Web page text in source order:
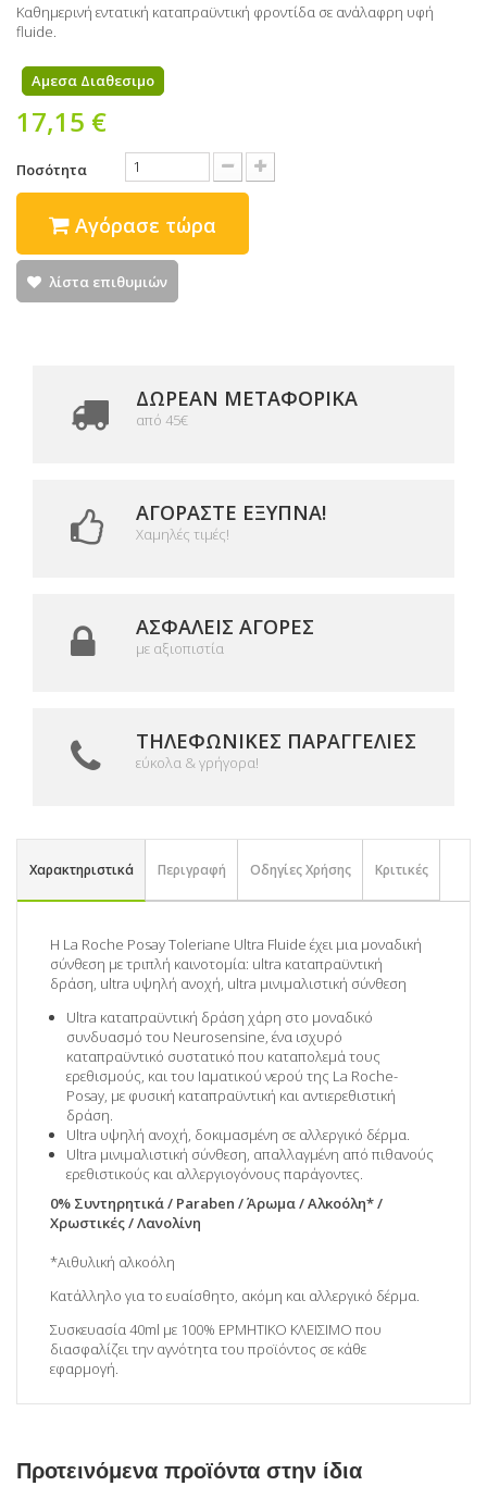
Kαθημερινή εντατική καταπραϋντική φροντίδα σε ανάλαφρη υφή
fluide.
Αμεσα Διαθεσιμο
17,15 €
Ποσότητα
Αγόρασε τώρα
λίστα επιθυμιών
ΔΩΡΕΑΝ ΜΕΤΑΦΟΡΙΚΆ
από 45€
ΑΓΟΡΆΣΤΕ ΈΞΥΠΝΑ!
Χαμηλές τιμές!
ΑΣΦΑΛΕΊΣ ΑΓΟΡΈΣ
με αξιοπιστία
ΤΗΛΕΦΩΝΙΚΈΣ ΠΑΡΑΓΓΕΛΊΕΣ
εύκολα & γρήγορα!
Χαρακτηριστικά Περιγραφή Οδηγίες Χρήσης Κριτικές
Η La Roche Posay Toleriane Ultra Fluide έχει μια μοναδική
σύνθεση με τριπλή καινοτομία: ultra καταπραϋντική
δράση, ultra υψηλή ανοχή, ultra μινιμαλιστική σύνθεση
Ultra καταπραϋντική δράση χάρη στο μοναδικό
συνδυασμό του Neurosensine, ένα ισχυρό
καταπραϋντικό συστατικό που καταπολεμά τους
ερεθισμούς, και του Ιαματικού νερού της La Roche-
Posay, με φυσική καταπραϋντική και αντιερεθιστική
δράση.
Ultra υψηλή ανοχή, δοκιμασμένη σε αλλεργικό δέρμα.
Ultra μινιμαλιστική σύνθεση, απαλλαγμένη από πιθανούς
ερεθιστικούς και αλλεργιογόνους παράγοντες.
0% Συντηρητικά / Paraben / Άρωμα / Αλκοόλη* /
Χρωστικές / Λανολίνη
*Αιθυλική αλκοόλη
Κατάλληλο για το ευαίσθητο, ακόμη και αλλεργικό δέρμα.
Συσκευασία 40ml με 100% ΕΡΜΗΤΙΚΟ ΚΛΕΙΣΙΜΟ που
διασφαλίζει την αγνότητα του προϊόντος σε κάθε
εφαρμογή.
Προτεινόμενα προϊόντα στην ίδια